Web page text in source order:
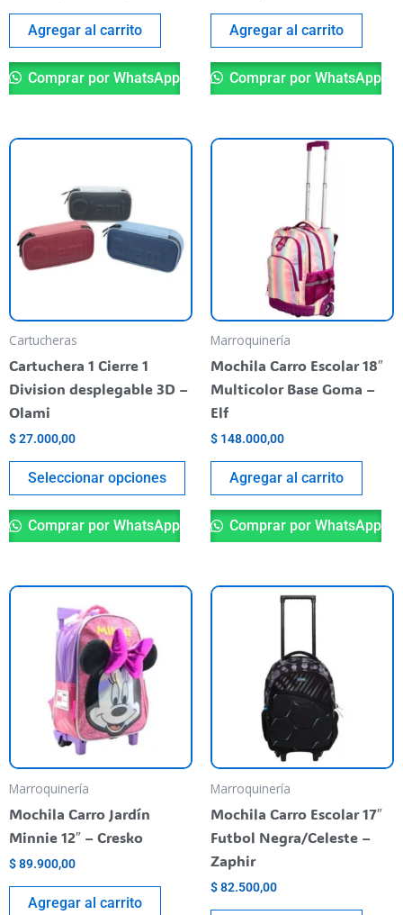
Agregar al carrito
Comprar por WhatsApp
Agregar al carrito
Comprar por WhatsApp
Cartucheras
Cartuchera 1 Cierre 1
Division desplegable 3D –
Olami
$27.000,00
Seleccionar opciones
Este
se
pueden
elegir
página
producto
Comprar por WhatsApp
Marroquinería
Mochila Carro Escolar 18″
Multicolor Base Goma –
Elf
$ 148.000,00
Agregar al carrito
Comprar por WhatsApp
Marroquinería
Mochila Carro Jardín
Minnie 12″ – Cresko
$89.900,00
Agregar al carrito
Marroquinería
Mochila Carro Escolar 17″
Futbol Negra/Celeste –
Zaphir
$82.500,00